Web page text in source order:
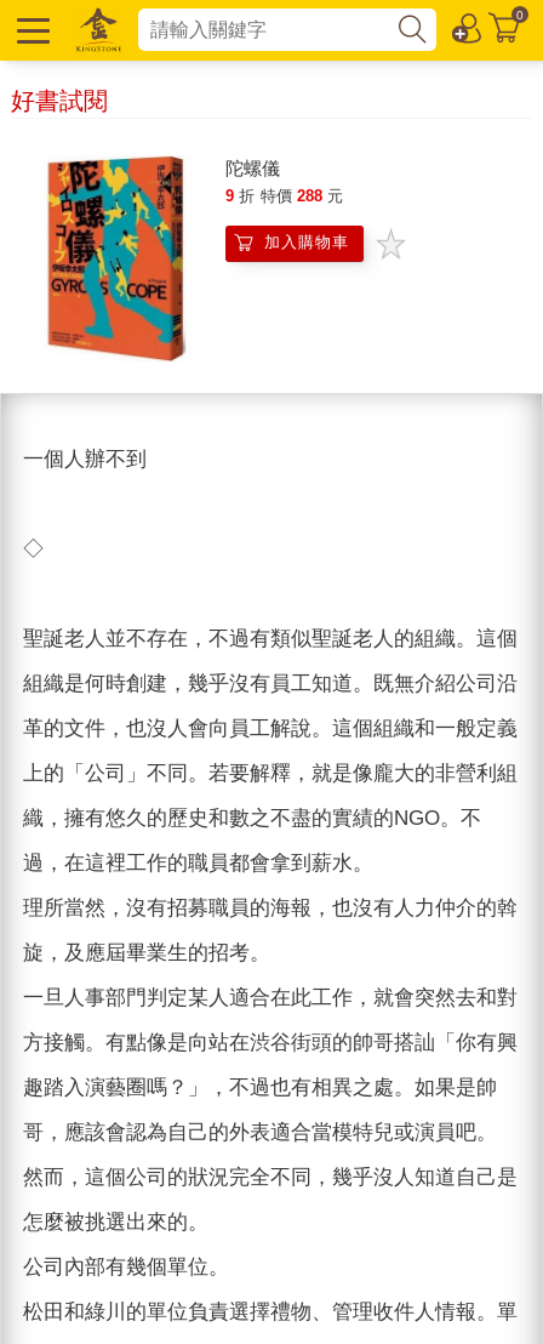
0
好書試閱
陀螺儀
9 折 特價 288 元
加入購物車
一個人辦不到
◇
聖誕老人並不存在，不過有類似聖誕老人的組織。這個
組織是何時創建，幾乎沒有員工知道。既無介紹公司沿
革的文件，也沒人會向員工解說。這個組織和一般定義
上的「公司」不同。若要解釋，就是像龐大的非營利組
織，擁有悠久的歷史和數之不盡的實績的NGO。不
過，在這裡工作的職員都會拿到薪水。
理所當然，沒有招募職員的海報，也沒有人力仲介的斡
旋，及應屆畢業生的招考。
一旦人事部門判定某人適合在此工作，就會突然去和對
方接觸。有點像是向站在渋谷街頭的帥哥搭訕「你有興
趣踏入演藝圈嗎？」，不過也有相異之處。如果是帥
哥，應該會認為自己的外表適合當模特兒或演員吧。
然而，這個公司的狀況完全不同，幾乎沒人知道自己是
怎麼被挑選出來的。
公司內部有幾個單位。
松田和綠川的單位負責選擇禮物、管理收件人情報。單